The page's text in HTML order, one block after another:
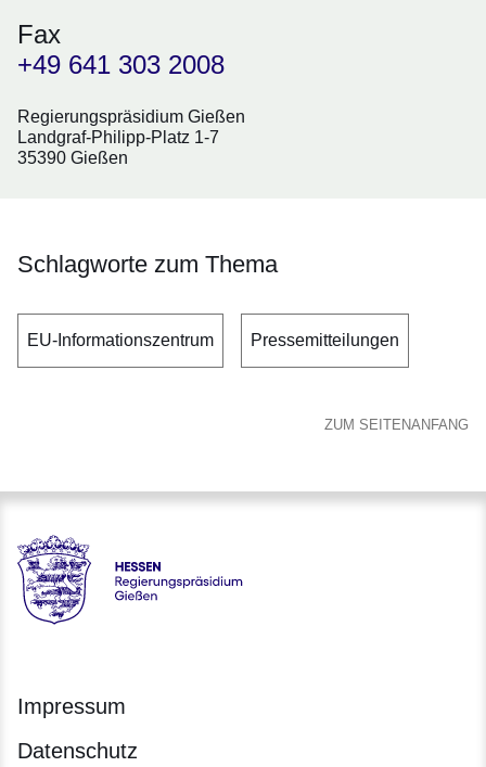
Fax
+49 641 303 2008
Regierungspräsidium Gießen
Landgraf-Philipp-Platz 1-7
35390 Gießen
Schlagworte zum Thema
EU-Informationszentrum Pressemitteilungen
ZUM SEITENANFANG
Hessen - Regierungspräsidium Gießen
Impressum
Datenschutz